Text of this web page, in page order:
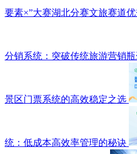
要素×”大赛湖北分赛文旅赛道
分销系统：突破传统旅游营销瓶
景区门票系统的高效稳定之选
统：低成本高效率管理的秘诀